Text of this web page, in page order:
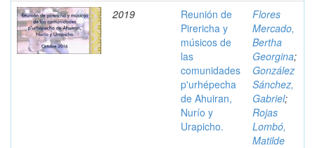
2019
Reunión de
Pirericha y
músicos de
las
comunidades
p'urhépecha
de Ahuiran,
Nurío y
Urapicho.
Flores
Mercado,
Bertha
Georgina;
González
Sánchez,
Gabriel;
Rojas
Lombó,
Matilde